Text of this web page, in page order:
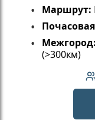
Маршрут:
Межгород:
(>300км)